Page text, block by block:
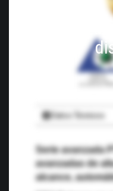
El
Datos Técnicos
Serie avanzada
avanzadas de
alcance,